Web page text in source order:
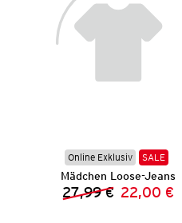
Online Exklusiv SALE
Mädchen Loose-Jeans
27,99 € Neuer
22,00 €